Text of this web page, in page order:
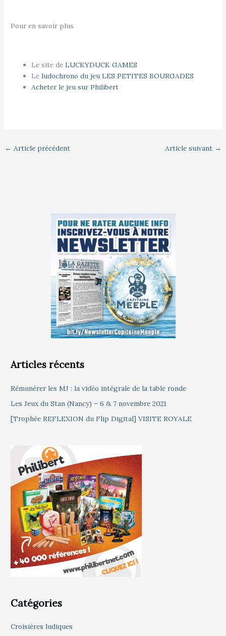
Pour en savoir plus
Le site deLUCKYDUCK GAMES
Le ludochrono du jeu LES PETITES BOURGADES
Acheter le jeu sur Philibert
← Article précédent Article suivant →
Articles récents
Rémunérer les MJ : la vidéo intégrale de la table ronde
Les Jeux du Stan (Nancy) – 6 & 7 novembre 2021
[Trophée REFLEXION du Flip Digital] VISITE ROYALE
Catégories
Croisières ludiques